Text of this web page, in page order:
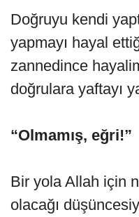
Doğruyu kendi
yapmayı hayal
zannedince
doğrulara yaftayı
“Olmamış, eğri!”
Bir yola Allah için
olacağı